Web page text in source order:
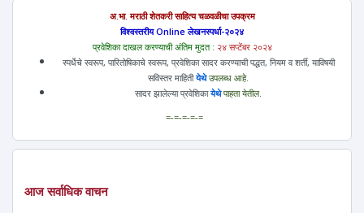
अ.भा. मराठी शेतकरी साहित्य चळवळीचा उपक्रम
विश्वस्तरीय Online लेखनस्पर्धा-२०२४
प्रवेशिका दाखल करण्याची अंतिम मुदत : २४ सप्टेंबर २०२४
स्पर्धेचे स्वरूप, पारितोषिकाचे स्वरूप, प्रवेशिका सादर करण्याची पद्धत, नियम व शर्ती, याविषयी
सविस्तर माहितीयेथेउपलब्ध आहे.
सादर झालेल्या प्रवेशिकायेथेपाहता येतील.
=-=-=-=-=
आज सर्वाधिक वाचन